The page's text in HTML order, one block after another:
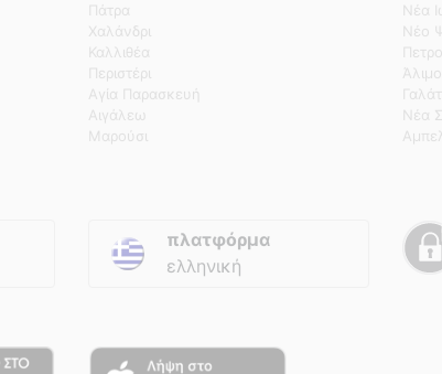
Πάτρα
Χαλάνδρι
Καλλιθέα
Περιστέρι
Αγία Παρασκευή
Αιγάλεω
Μαρούσι
Νέα
Νέο
Νέα
πλατφόρμα
ελληνική